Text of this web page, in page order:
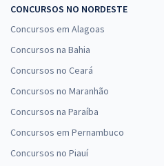
CONCURSOS NO NORDESTE
Concursos em Alagoas
Concursos na Bahia
Concursos no Ceará
Concursos no Maranhão
Concursos na Paraíba
Concursos em Pernambuco
Concursos no Piauí